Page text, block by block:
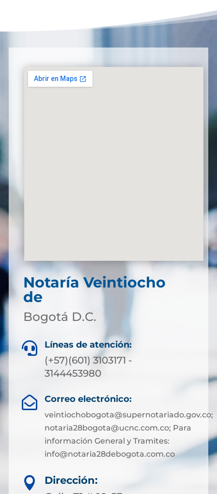
Notaría Veintiocho
de
Bogotá D.C.
 Líneas de atención:
(+57)(601) 3103171 -
3144453980
 Correo electrónico:
veintiochobogota@supernotariado.gov.co;
notaria28bogota@ucnc.com.co; Para
información General y Tramites:
info@notaria28debogota.com.co

Dirección: